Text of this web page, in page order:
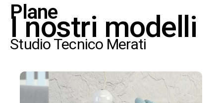
Plane
I nostri modelli
Studio Tecnico Merati